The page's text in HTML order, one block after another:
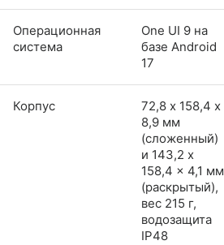
Операционная
система
One UI 9 на
базе Android
17
Корпус
72,8 х 158,4 х
8,9 мм
(сложенный)
и 143,2 x
158,4 x 4,1 мм
(раскрытый),
вес 215 г,
водозащита
IP48